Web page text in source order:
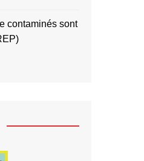
contaminés sont